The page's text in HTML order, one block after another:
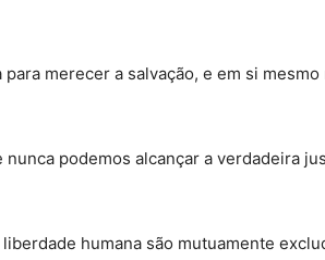
para merecer a salvação, e em si
nunca podemos alcançar a verdadeira
humana são mutuamente